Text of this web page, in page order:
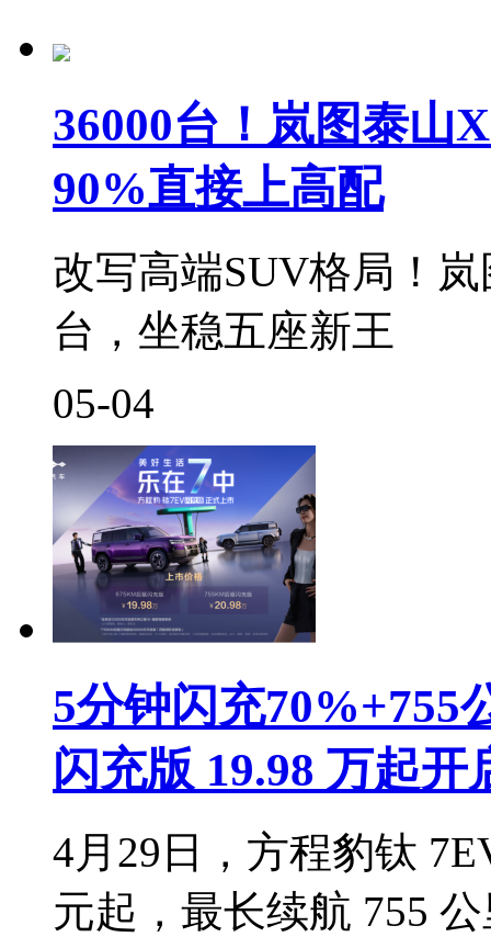
36000台！岚图泰山
90%直接上高配
改写高端SUV格局！
台，坐稳五座新王
05-04
5分钟闪充70%+755
闪充版 19.98 万起开
4月29日，方程豹钛
元起，最长续航 755